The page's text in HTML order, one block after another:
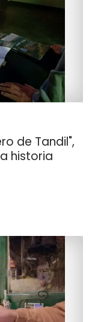
de Tandil",
historia